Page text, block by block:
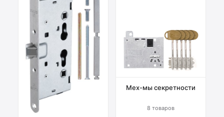
Мех-мы секретности
8 товаров